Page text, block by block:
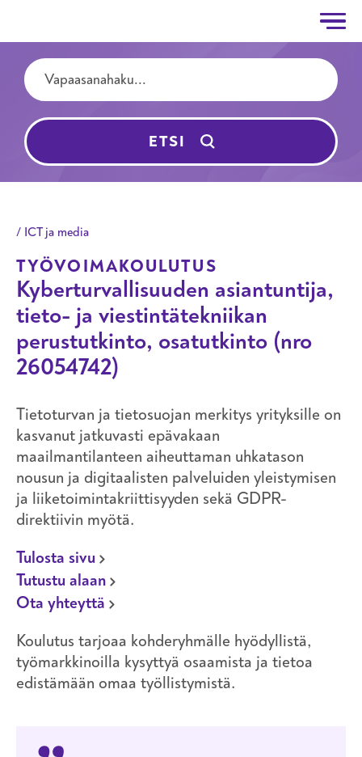
Hyppää pääsisältöön
ICT ja media
Hakutermit
ETSI
Kyberturvallisuuden asiantuntija,
tieto- ja viestintätekniikan
perustutkinto, osatutkinto (nro
26054742)
TYÖVOIMAKOULUTUS
Tietoturvan ja tietosuojan merkitys yrityksille on
kasvanut jatkuvasti epävakaan
maailmantilanteen aiheuttaman uhkatason
nousun ja digitaalisten palveluiden yleistymisen
ja liiketoimintakriittisyyden sekä GDPR-
direktiivin myötä.
Tulosta sivu
Tutustu alaan
Ota yhteyttä
Koulutus tarjoaa kohderyhmälle hyödyllistä,
työmarkkinoilla kysyttyä osaamista ja tietoa
edistämään omaa työllistymistä.